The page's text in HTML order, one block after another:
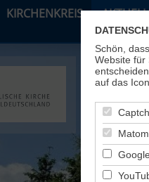
KIRCHENKREIS
Schön,
Website für
auf das